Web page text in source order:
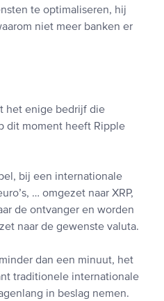
te optimaliseren, hij
niet meer banken er
het enige bedrijf die
dit moment heeft Ripple
bij een internationale
… omgezet naar XRP,
de ontvanger en worden
naar de gewenste valuta.
dan een minuut, het
traditionele internationale
in beslag nemen.